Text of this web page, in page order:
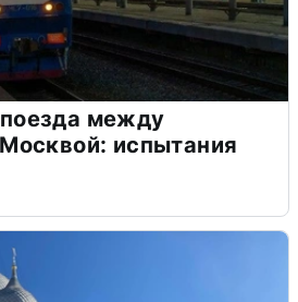
между
испытания